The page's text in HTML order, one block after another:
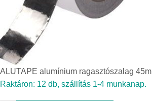
ALUTAPE alumínium ragasztószalag 45m
Raktáron: 12 db, szállítás 1-4 munkanap.